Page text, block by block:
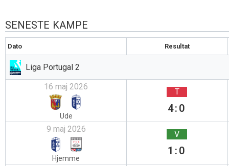
SENESTE KAMPE
Dato Resultat
Liga Portugal 2
16 maj 2026
Ude
T
4:0
9 maj 2026
Hjemme
V
1:0